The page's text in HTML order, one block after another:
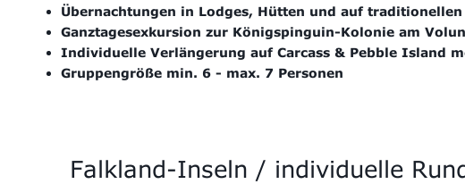
Übernachtungen in Lodges, Hütten und auf traditionellen
Ganztagesexkursion zur Königspinguin-Kolonie am
Individuelle Verlängerung auf Carcass & Pebble Island
Gruppengröße min. 6 - max. 7 Personen
Falkland-Inseln / individuelle